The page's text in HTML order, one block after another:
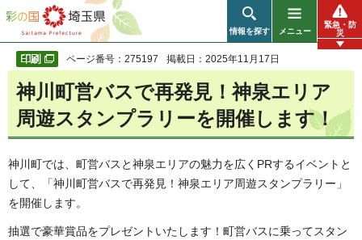
彩の国 埼玉県
情報を探す メニュー
緊急・防
災
ページ番号：275197 掲載日：2025年11月17日
神川町営バスで再発見！神泉エリア
周遊スタンプラリーを開催します！
神川町では、町営バスと神泉エリアの魅力を広くPRするイベントと
して、「神川町営バスで再発見！神泉エリア周遊スタンプラリー」
を開催します。
抽選で豪華賞品をプレゼントいたします！町営バスに乗ってスタン